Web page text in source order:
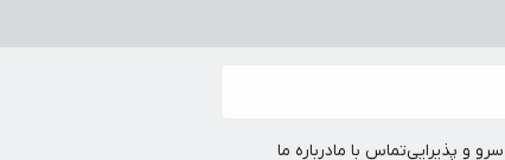
و پذیراییتماس با مادرباره ما